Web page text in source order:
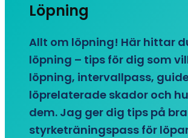
Löpning
Allt om löpning! Här hittar
löpning – tips för dig som
löpning, intervallpass,
löprelaterade skador och
dem. Jag ger dig tips på bra
styrketräningspass för